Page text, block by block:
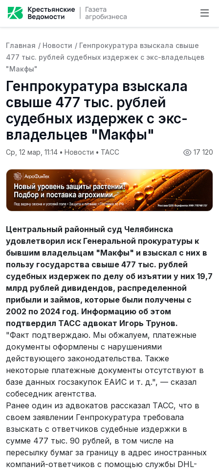
Главная / Новости / Генпрокуратура взыскала свыше
477 тыс. рублей судебных издержек с экс-владельцев
"Макфы"
Генпрокуратура взыскала
свыше 477 тыс. рублей
судебных издержек с экс-
владельцев "Макфы"
17 120
Ср, 12 мар, 11:14 • Новости • ТАСС
Центральный районный суд Челябинска
удовлетворил иск Генеральной прокуратуры к
бывшим владельцам "Макфы" и взыскал с них в
пользу государства свыше 477 тыс. рублей
судебных издержек по делу об изъятии у них 19,7
млрд рублей дивидендов, распределенной
прибыли и займов, которые были получены с
2002 по 2024 год. Информацию об этом
подтвердил ТАСС адвокат Игорь Трунов.
"Факт подтверждаю. Мы обжалуем, платежные
документы оформлены с нарушениями
действующего законодательства. Также
некоторые платежные документы отсутствуют в
базе данных госзакупок ЕАИС и т. д.", — сказал
собеседник агентства.
Ранее один из адвокатов рассказал ТАСС, что в
своем заявлении Генпрокуратура требовала
взыскать с ответчиков судебные издержки в
сумме 477 тыс. 90 рублей, в том числе на
пересылку бумаг за границу в адрес иностранных
компаний-ответчиков с помощью службы DHL-